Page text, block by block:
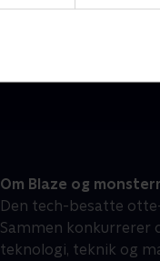
Om Blaze og
Den tech-besatte
Sammen konkurrerer
teknologi, teknik og